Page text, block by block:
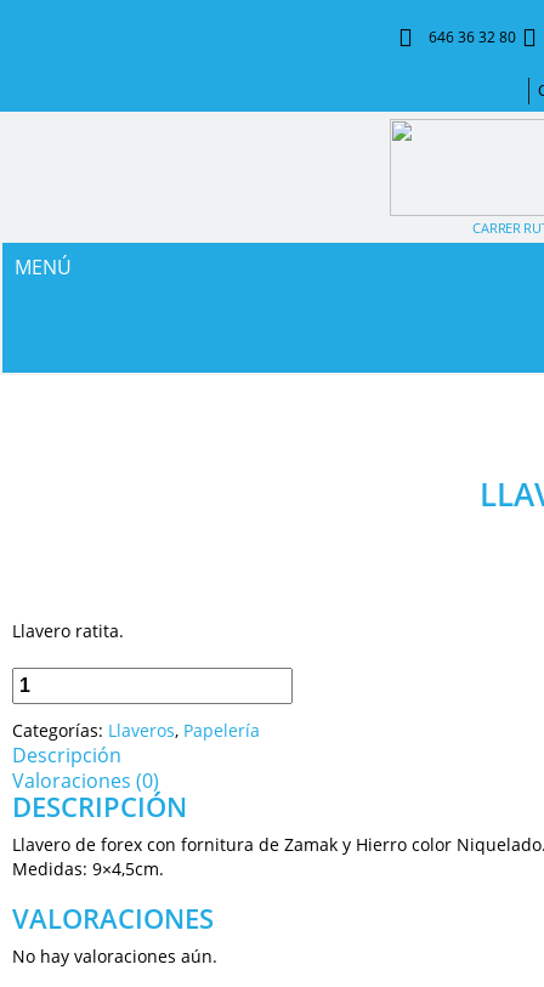
646 36 32 80
CARRER
MENÚ
Llavero ratita.
Categorías: Llaveros, Papelería
Descripción
Valoraciones (0)
DESCRIPCIÓN
Llavero de forex con fornitura de Zamak y Hierro color
Medidas: 9×4,5cm.
VALORACIONES
No hay valoraciones aún.